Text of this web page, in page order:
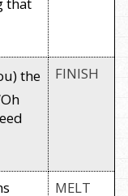
the
FINISH
MELT